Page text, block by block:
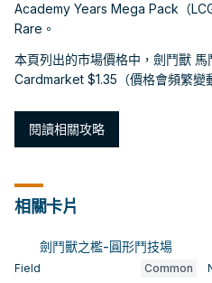
Academy Years Mega Pack（
Rare。
本頁列出的市場價格中，劍鬥獸
Cardmarket $1.35（價格會頻繁變
閱讀相關攻略
相關卡片
劍鬥獸之檻-圓形鬥技場
Field Common